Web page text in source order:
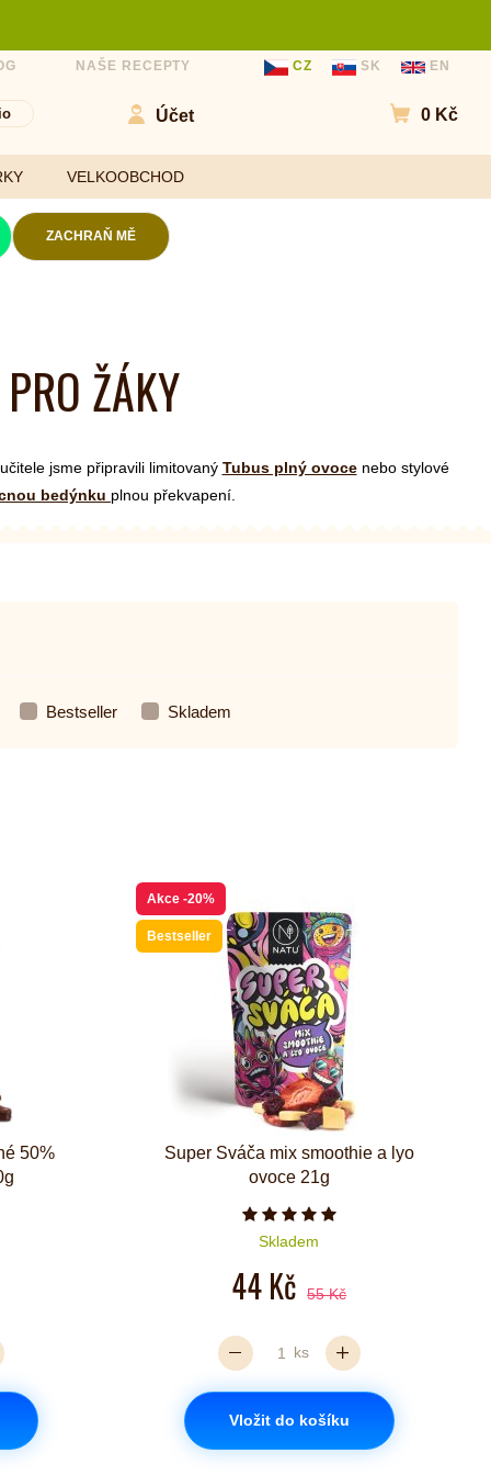
NAŠE RECEPTY CZ SK EN
Účet
Přejít
0 Kč
kuličky a
tyčinky
VELKOOBCHOD
ZACHRAŇ MĚ
ŽÁKY
jsme připravili limitovaný Tubus plný ovocenebo stylové
bedýnku plnou překvapení.
Bestseller Skladem
50%
Akce -20%
Bestseller
Super Sváča mix smoothie a lyo
ovoce 21g
Počet hvězdiček je 5 z 5
Skladem
44 Kč 55 Kč
ks
Vložit do košíku